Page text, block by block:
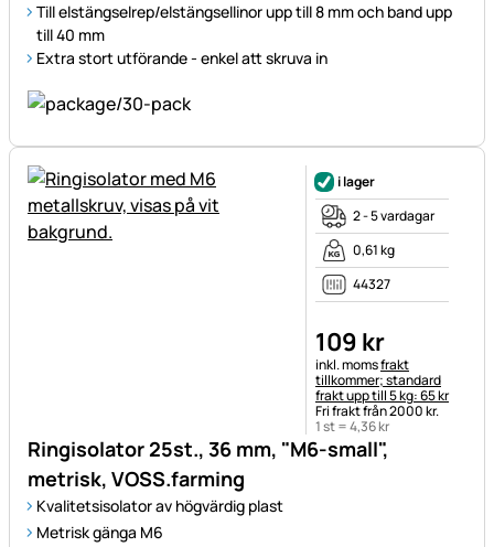
Till elstängselrep/elstängsellinor upp till 8 mm och band upp
till 40 mm
Extra stort utförande - enkel att skruva in
Ringisolator 25st., 36 mm, "M6-small",
metrisk, VOSS.farming
Kvalitetsisolator av högvärdig plast
Metrisk gänga M6
i lager
2 - 5 vardagar
0,61 kg
44327
109 kr
Skatteinformation:
inkl. momsfrakt
tillkommer; standard
frakt upp till 5 kg: 65 kr
Fri frakt från 2000 kr.
1 st =4,36kr